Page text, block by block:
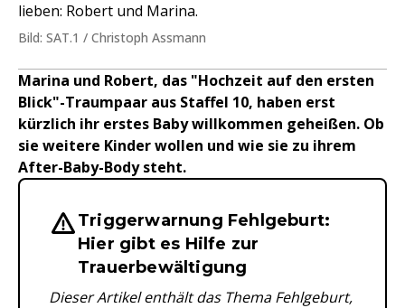
lieben: Robert und Marina.
Bild: SAT.1 / Christoph Assmann
Marina und Robert, das "Hochzeit auf den ersten
Blick"-Traumpaar aus Staffel 10, haben erst
kürzlich ihr erstes Baby willkommen geheißen. Ob
sie weitere Kinder wollen und wie sie zu ihrem
After-Baby-Body steht.
Wichtige Hinweise &
Triggerwarnung Fehlgeburt:
Hier gibt es Hilfe zur
Trauerbewältigung
Dieser Artikel enthält das Thema Fehlgeburt,